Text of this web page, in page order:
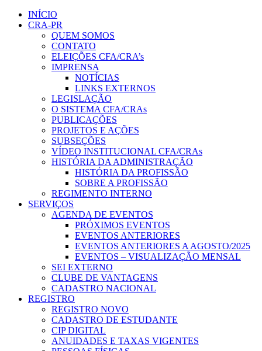
INÍCIO
CRA-PR
QUEM SOMOS
CONTATO
ELEIÇÕES CFA/CRA’s
IMPRENSA
NOTÍCIAS
LINKS EXTERNOS
LEGISLAÇÃO
O SISTEMA CFA/CRAs
PUBLICAÇÕES
PROJETOS E AÇÕES
SUBSEÇÕES
VÍDEO INSTITUCIONAL CFA/CRAs
HISTÓRIA DA ADMINISTRAÇÃO
HISTÓRIA DA PROFISSÃO
SOBRE A PROFISSÃO
REGIMENTO INTERNO
SERVIÇOS
AGENDA DE EVENTOS
PRÓXIMOS EVENTOS
EVENTOS ANTERIORES
EVENTOS ANTERIORES A AGOSTO/2025
EVENTOS – VISUALIZAÇÃO MENSAL
SEI EXTERNO
CLUBE DE VANTAGENS
CADASTRO NACIONAL
REGISTRO
REGISTRO NOVO
CADASTRO DE ESTUDANTE
CIP DIGITAL
ANUIDADES E TAXAS VIGENTES